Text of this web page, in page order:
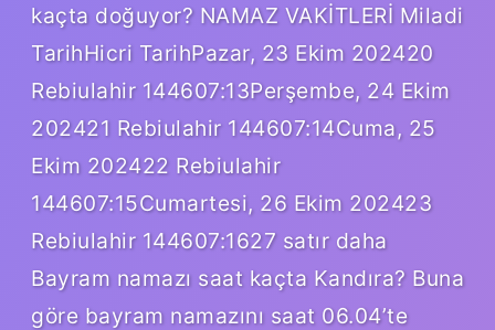
kaçta doğuyor? NAMAZ VAKİTLERİ Miladi
TarihHicri TarihPazar, 23 Ekim 202420
Rebiulahir 144607:13Perşembe, 24 Ekim
202421 Rebiulahir 144607:14Cuma, 25
Ekim 202422 Rebiulahir
144607:15Cumartesi, 26 Ekim 202423
Rebiulahir 144607:1627 satır daha
Bayram namazı saat kaçta Kandıra? Buna
göre bayram namazını saat 06.04’te